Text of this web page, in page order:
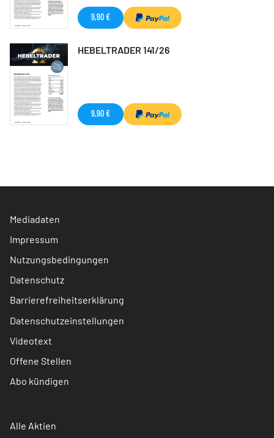
9,90 €
HEBELTRADER 141/26
9,90 €
Mediadaten
Impressum
Nutzungsbedingungen
Datenschutz
Barrierefreiheitserklärung
Datenschutzeinstellungen
Videotext
Offene Stellen
Abo kündigen
Alle Aktien